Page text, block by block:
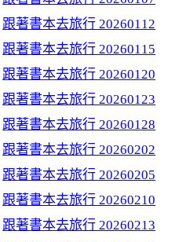
跟著書本去旅行 20260112
跟著書本去旅行 20260115
跟著書本去旅行 20260120
跟著書本去旅行 20260123
跟著書本去旅行 20260128
跟著書本去旅行 20260202
跟著書本去旅行 20260205
跟著書本去旅行 20260210
跟著書本去旅行 20260213